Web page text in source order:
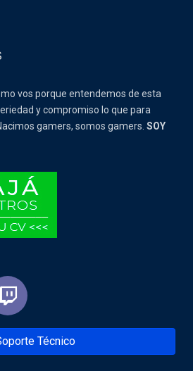
vos porque entendemos de esta
y compromiso lo que para
gamers, somos gamers. SOY
Técnico